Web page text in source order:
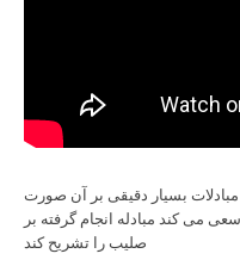
بسیار دقیقی بر آن صورت
می کند مبادله انجام گرفته بر
صلیب را تشریح کند